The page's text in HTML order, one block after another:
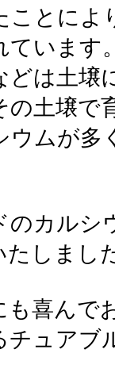
ことによ
ています
どは土壌
の土壌で
ウムが多
のカルシ
たしまし
も喜んで
チュアブ